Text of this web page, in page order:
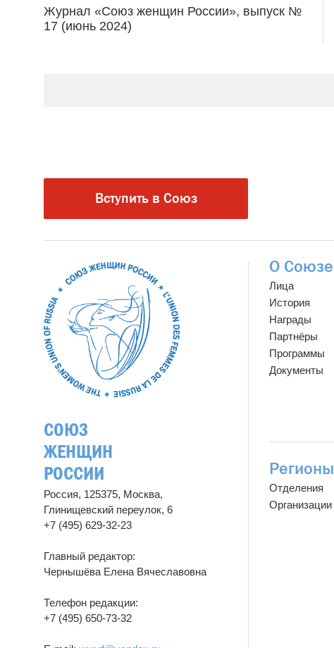
Журнал «Союз женщин России», выпуск №
17 (июнь 2024)
Вступить в Союз
О Союзе
Лица
История
Награды
Партнёры
Программы
Документы
Регионы
Отделения
Организации
СОЮЗ
ЖЕНЩИН
РОССИИ
Россия, 125375, Москва,
Глинищевский переулок, 6
+7 (495) 629-32-23
Главный редактор:
Чернышёва Елена Вячеславовна
Телефон редакции:
+7 (495) 650-73-32